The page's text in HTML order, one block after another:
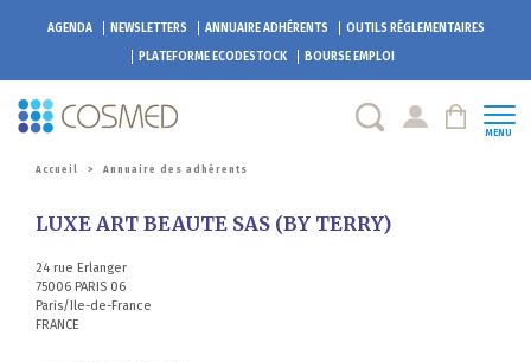
AGENDA NEWSLETTERS ANNUAIRE ADHÉRENTS
OUTILS RÉGLEMENTAIRES
PLATEFORMEECODESTOCK BOURSE EMPLOI
MENU
Accueil > Annuaire des adhérents
LUXE ART BEAUTE SAS (BY TERRY)
24 rue Erlanger
75006 PARIS 06
Paris/Ile-de-France
FRANCE